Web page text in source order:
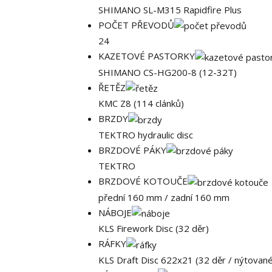
SHIMANO SL-M315 Rapidfire Plus
POČET PŘEVODŮ
24
KAZETOVÉ PASTORKY
SHIMANO CS-HG200-8 (12-32T)
ŘETĚZ
KMC Z8 (114 clánků)
BRZDY
TEKTRO hydraulic disc
BRZDOVÉ PÁKY
TEKTRO
BRZDOVÉ KOTOUČE
přední 160 mm / zadní 160 mm
NÁBOJE
KLS Firework Disc (32 děr)
RÁFKY
KLS Draft Disc 622x21 (32 děr /